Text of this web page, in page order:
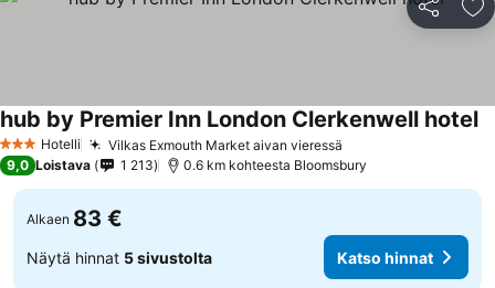
Jaa
3 Tähtiluokitus
Hotelli Vilkas Exmouth Market aivan vieressä
hub by Premier Inn London Clerkenwell hotel
9,0 Loistava 1 213 0.6 km kohteesta Bloomsbury
Alkaen 83 €
Näytä hinnat 5 sivustolta Katso hinnat